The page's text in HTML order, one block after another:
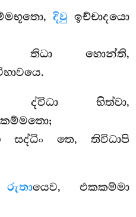
දිවු ඉච්චාදයො
තිධා හොන්ති,
ද්විධා භිත්වා,
සද්ධිං තෙ, තිවිධාපි
රුතායෙව, එකකම්මා